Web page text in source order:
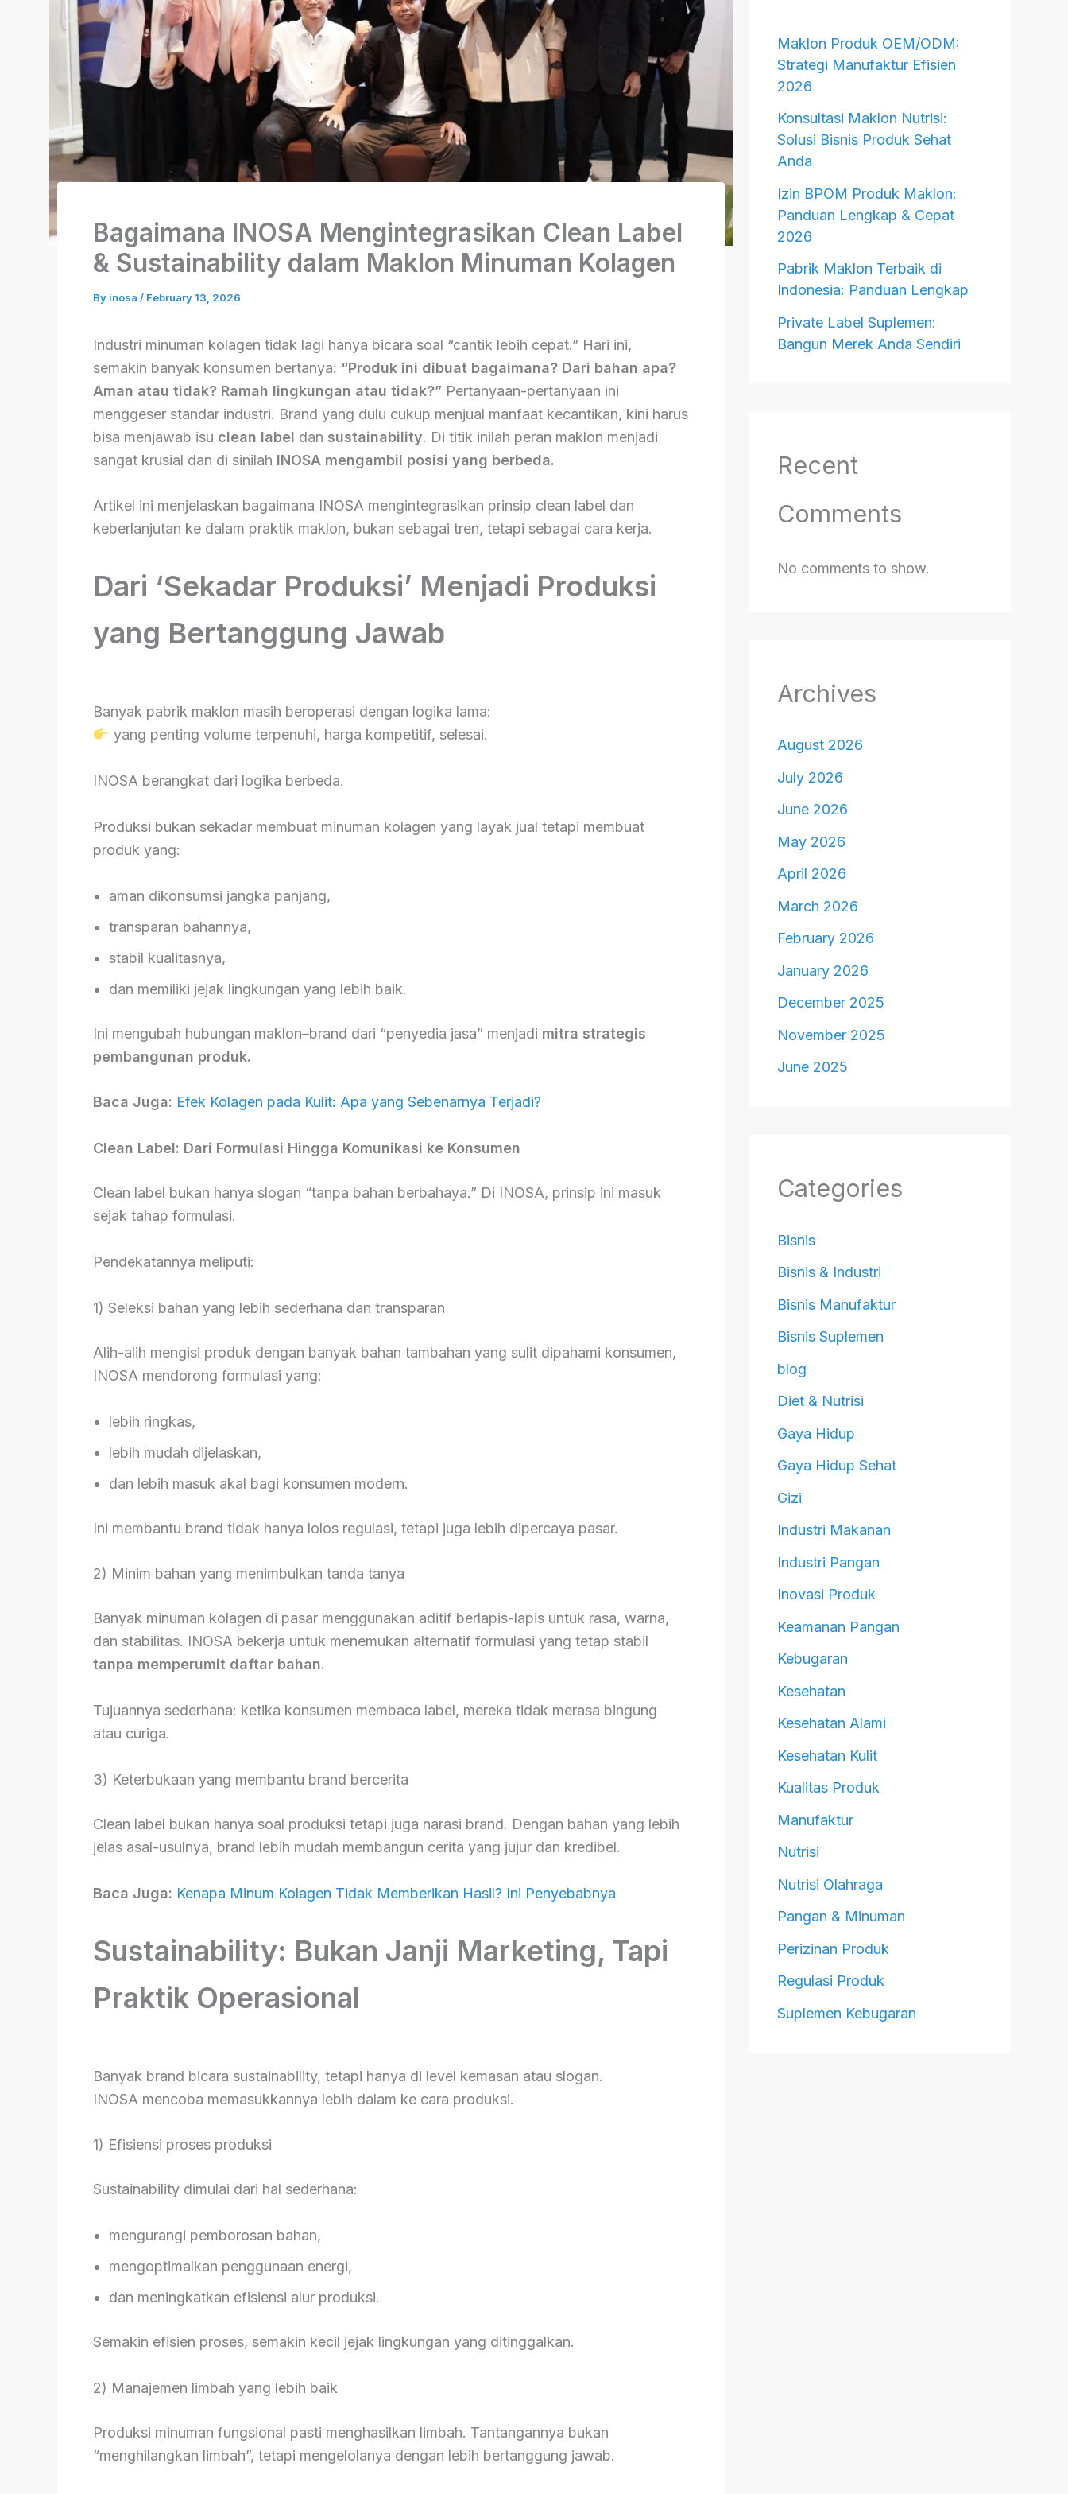
Bagaimana INOSA Mengintegrasikan Clean Label
& Sustainability dalam Maklon Minuman Kolagen
By inosa / February 13, 2026
Industri minuman kolagen tidak lagi hanya bicara soal “cantik lebih cepat.” Hari ini,
semakin banyak konsumen bertanya: “Produk ini dibuat bagaimana? Dari bahan apa?
Aman atau tidak? Ramah lingkungan atau tidak?” Pertanyaan-pertanyaan ini
menggeser standar industri. Brand yang dulu cukup menjual manfaat kecantikan, kini harus
bisa menjawab isu clean label dan sustainability. Di titik inilah peran maklon menjadi
sangat krusial dan di sinilah INOSA mengambil posisi yang berbeda.
Artikel ini menjelaskan bagaimana INOSA mengintegrasikan prinsip clean label dan
keberlanjutan ke dalam praktik maklon, bukan sebagai tren, tetapi sebagai cara kerja.
Dari ‘Sekadar Produksi’ Menjadi Produksi
yang Bertanggung Jawab
Banyak pabrik maklon masih beroperasi dengan logika lama:
yang penting volume terpenuhi, harga kompetitif, selesai.
INOSA berangkat dari logika berbeda.
Produksi bukan sekadar membuat minuman kolagen yang layak jual tetapi membuat
produk yang:
aman dikonsumsi jangka panjang,
transparan bahannya,
stabil kualitasnya,
dan memiliki jejak lingkungan yang lebih baik.
Ini mengubah hubungan maklon–brand dari “penyedia jasa” menjadi mitra strategis
pembangunan produk.
Baca Juga: Efek Kolagen pada Kulit: Apa yang Sebenarnya Terjadi?
Clean Label: Dari Formulasi Hingga Komunikasi ke Konsumen
Clean label bukan hanya slogan “tanpa bahan berbahaya.” Di INOSA, prinsip ini masuk
sejak tahap formulasi.
Pendekatannya meliputi:
1) Seleksi bahan yang lebih sederhana dan transparan
Alih-alih mengisi produk dengan banyak bahan tambahan yang sulit dipahami konsumen,
INOSA mendorong formulasi yang:
lebih ringkas,
lebih mudah dijelaskan,
dan lebih masuk akal bagi konsumen modern.
Ini membantu brand tidak hanya lolos regulasi, tetapi juga lebih dipercaya pasar.
2) Minim bahan yang menimbulkan tanda tanya
Banyak minuman kolagen di pasar menggunakan aditif berlapis-lapis untuk rasa, warna,
dan stabilitas. INOSA bekerja untuk menemukan alternatif formulasi yang tetap stabil
tanpa memperumit daftar bahan.
Tujuannya sederhana: ketika konsumen membaca label, mereka tidak merasa bingung
atau curiga.
3) Keterbukaan yang membantu brand bercerita
Clean label bukan hanya soal produksi tetapi juga narasi brand. Dengan bahan yang lebih
jelas asal-usulnya, brand lebih mudah membangun cerita yang jujur dan kredibel.
Baca Juga: Kenapa Minum Kolagen Tidak Memberikan Hasil? Ini Penyebabnya
Sustainability: Bukan Janji Marketing, Tapi
Praktik Operasional
Banyak brand bicara sustainability, tetapi hanya di level kemasan atau slogan.
INOSA mencoba memasukkannya lebih dalam ke cara produksi.
1) Efisiensi proses produksi
Sustainability dimulai dari hal sederhana:
mengurangi pemborosan bahan,
mengoptimalkan penggunaan energi,
dan meningkatkan efisiensi alur produksi.
Semakin efisien proses, semakin kecil jejak lingkungan yang ditinggalkan.
2) Manajemen limbah yang lebih baik
Produksi minuman fungsional pasti menghasilkan limbah. Tantangannya bukan
“menghilangkan limbah”, tetapi mengelolanya dengan lebih bertanggung jawab.
Maklon Produk OEM/ODM:
Strategi Manufaktur Efisien
2026
Konsultasi Maklon Nutrisi:
Solusi Bisnis Produk Sehat
Anda
Izin BPOM Produk Maklon:
Panduan Lengkap & Cepat
2026
Pabrik Maklon Terbaik di
Indonesia: Panduan Lengkap
Private Label Suplemen:
Bangun Merek Anda Sendiri
Recent
Comments
No comments to show.
Archives
August 2026
July 2026
June 2026
May 2026
April 2026
March 2026
February 2026
January 2026
December 2025
November 2025
June 2025
Categories
Bisnis
Bisnis & Industri
Bisnis Manufaktur
Bisnis Suplemen
blog
Diet & Nutrisi
Gaya Hidup
Gaya Hidup Sehat
Gizi
Industri Makanan
Industri Pangan
Inovasi Produk
Keamanan Pangan
Kebugaran
Kesehatan
Kesehatan Alami
Kesehatan Kulit
Kualitas Produk
Manufaktur
Nutrisi
Nutrisi Olahraga
Pangan & Minuman
Perizinan Produk
Regulasi Produk
Suplemen Kebugaran